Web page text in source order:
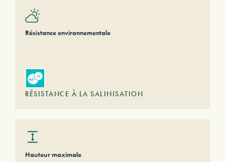
Résistance environnementale
RÉSISTANCE À LA SALINISATION
Hauteur maximale